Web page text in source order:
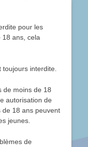
pour les
18 ans, cela
interdite.
de moins de 18
autorisation de
de 18 ans peuvent
jeunes.
de